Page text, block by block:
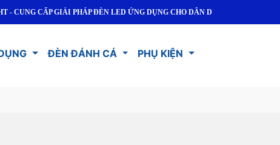
GIẢI PHÁP ĐÈN LED ỨNG DỤNG CHO DÂN DỤNG VÀ CÔNG NGHIỆP
ĐÈN ĐÁNH CÁ PHỤ KIỆN